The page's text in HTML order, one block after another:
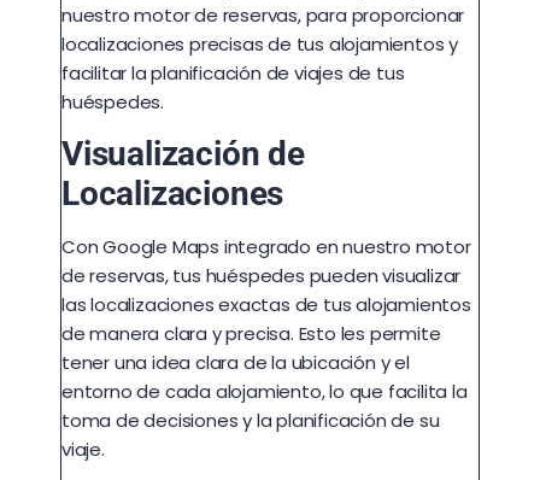
nuestro motor de reservas, para proporcionar
localizaciones precisas de tus alojamientos y
facilitar la planificación de viajes de tus
huéspedes.
Visualización de
Localizaciones
Con Google Maps integrado en nuestro motor
de reservas, tus huéspedes pueden visualizar
las localizaciones exactas de tus alojamientos
de manera clara y precisa. Esto les permite
tener una idea clara de la ubicación y el
entorno de cada alojamiento, lo que facilita la
toma de decisiones y la planificación de su
viaje.